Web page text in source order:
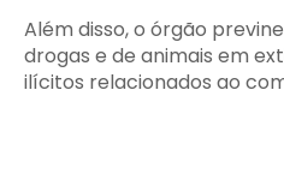
Além disso, o órgão
drogas e de animais em
ilícitos relacionados ao